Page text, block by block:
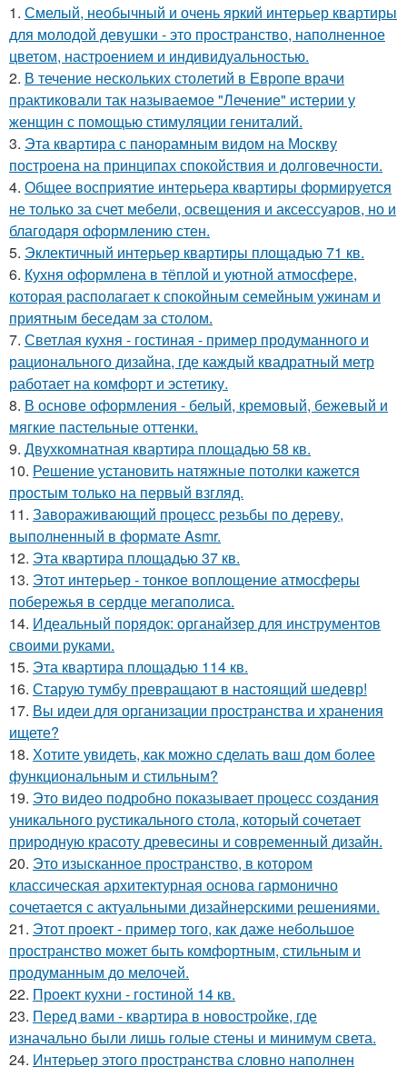
1. Смелый, необычный и очень яркий интерьер квартиры
для молодой девушки - это пространство, наполненное
цветом, настроением и индивидуальностью.
2. В течение нескольких столетий в Европе врачи
практиковали так называемое "Лечение" истерии у
женщин с помощью стимуляции гениталий.
3. Эта квартира с панорамным видом на Москву
построена на принципах спокойствия и долговечности.
4. Общее восприятие интерьера квартиры формируется
не только за счет мебели, освещения и аксессуаров, но и
благодаря оформлению стен.
5. Эклектичный интерьер квартиры площадью 71 кв.
6. Кухня оформлена в тёплой и уютной атмосфере,
которая располагает к спокойным семейным ужинам и
приятным беседам за столом.
7. Светлая кухня - гостиная - пример продуманного и
рационального дизайна, где каждый квадратный метр
работает на комфорт и эстетику.
8. В основе оформления - белый, кремовый, бежевый и
мягкие пастельные оттенки.
9. Двухкомнатная квартира площадью 58 кв.
10. Решение установить натяжные потолки кажется
простым только на первый взгляд.
11. Завораживающий процесс резьбы по дереву,
выполненный в формате Asmr.
12. Эта квартира площадью 37 кв.
13. Этот интерьер - тонкое воплощение атмосферы
побережья в сердце мегаполиса.
14. Идеальный порядок: органайзер для инструментов
своими руками.
15. Эта квартира площадью 114 кв.
16. Старую тумбу превращают в настоящий шедевр!
17. Вы идеи для организации пространства и хранения
ищете?
18. Хотите увидеть, как можно сделать ваш дом более
функциональным и стильным?
19. Это видео подробно показывает процесс создания
уникального рустикального стола, который сочетает
природную красоту древесины и современный дизайн.
20. Это изысканное пространство, в котором
классическая архитектурная основа гармонично
сочетается с актуальными дизайнерскими решениями.
21. Этот проект - пример того, как даже небольшое
пространство может быть комфортным, стильным и
продуманным до мелочей.
22. Проект кухни - гостиной 14 кв.
23. Перед вами - квартира в новостройке, где
изначально были лишь голые стены и минимум света.
24. Интерьер этого пространства словно наполнен